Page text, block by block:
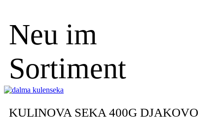
Neu im
Sortiment
KULINOVA SEKA 400G DJAKOVO